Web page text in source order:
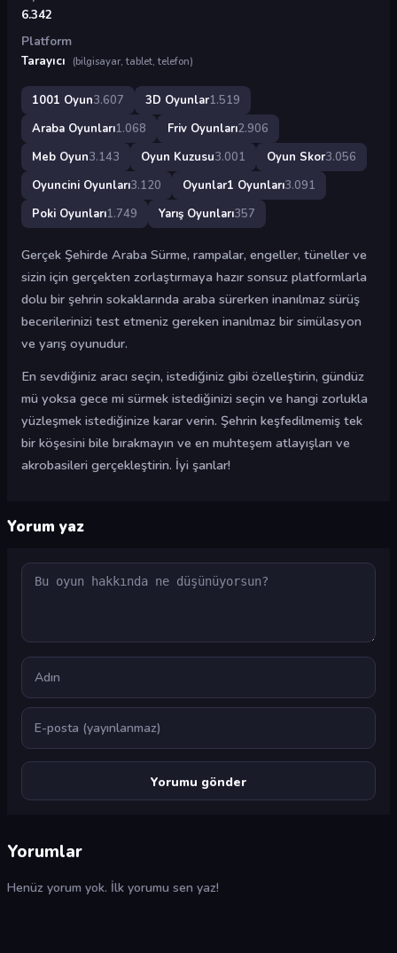
6.342
Platform
Tarayıcı
(bilgisayar, tablet, telefon)
1001 Oyun3.607 3D Oyunlar1.519
Araba Oyunları1.068 Friv Oyunları2.906
Meb Oyun3.143 Oyun Kuzusu3.001 Oyun Skor3.056
Oyuncini Oyunları3.120 Oyunlar1 Oyunları3.091
Poki Oyunları1.749 Yarış Oyunları357
Gerçek Şehirde Araba Sürme, rampalar, engeller, tüneller ve
sizin için gerçekten zorlaştırmaya hazır sonsuz platformlarla
dolu bir şehrin sokaklarında araba sürerken inanılmaz sürüş
becerilerinizi test etmeniz gereken inanılmaz bir simülasyon
ve yarış oyunudur.
En sevdiğiniz aracı seçin, istediğiniz gibi özelleştirin, gündüz
mü yoksa gece mi sürmek istediğinizi seçin ve hangi zorlukla
yüzleşmek istediğinize karar verin. Şehrin keşfedilmemiş tek
bir köşesini bile bırakmayın ve en muhteşem atlayışları ve
akrobasileri gerçekleştirin. İyi şanlar!
Yorum yaz
Yorum
Ad
E-posta
Yorumlar
Henüz yorum yok. İlk yorumu sen yaz!